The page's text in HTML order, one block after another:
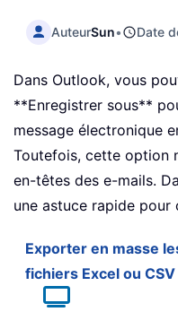
AuteurSun• Date
Dans Outlook, vous
**Enregistrer sous**
message électronique
Toutefois, cette option
en-têtes des e-mails.
une astuce rapide
Exporter en masse
fichiers Excel ou